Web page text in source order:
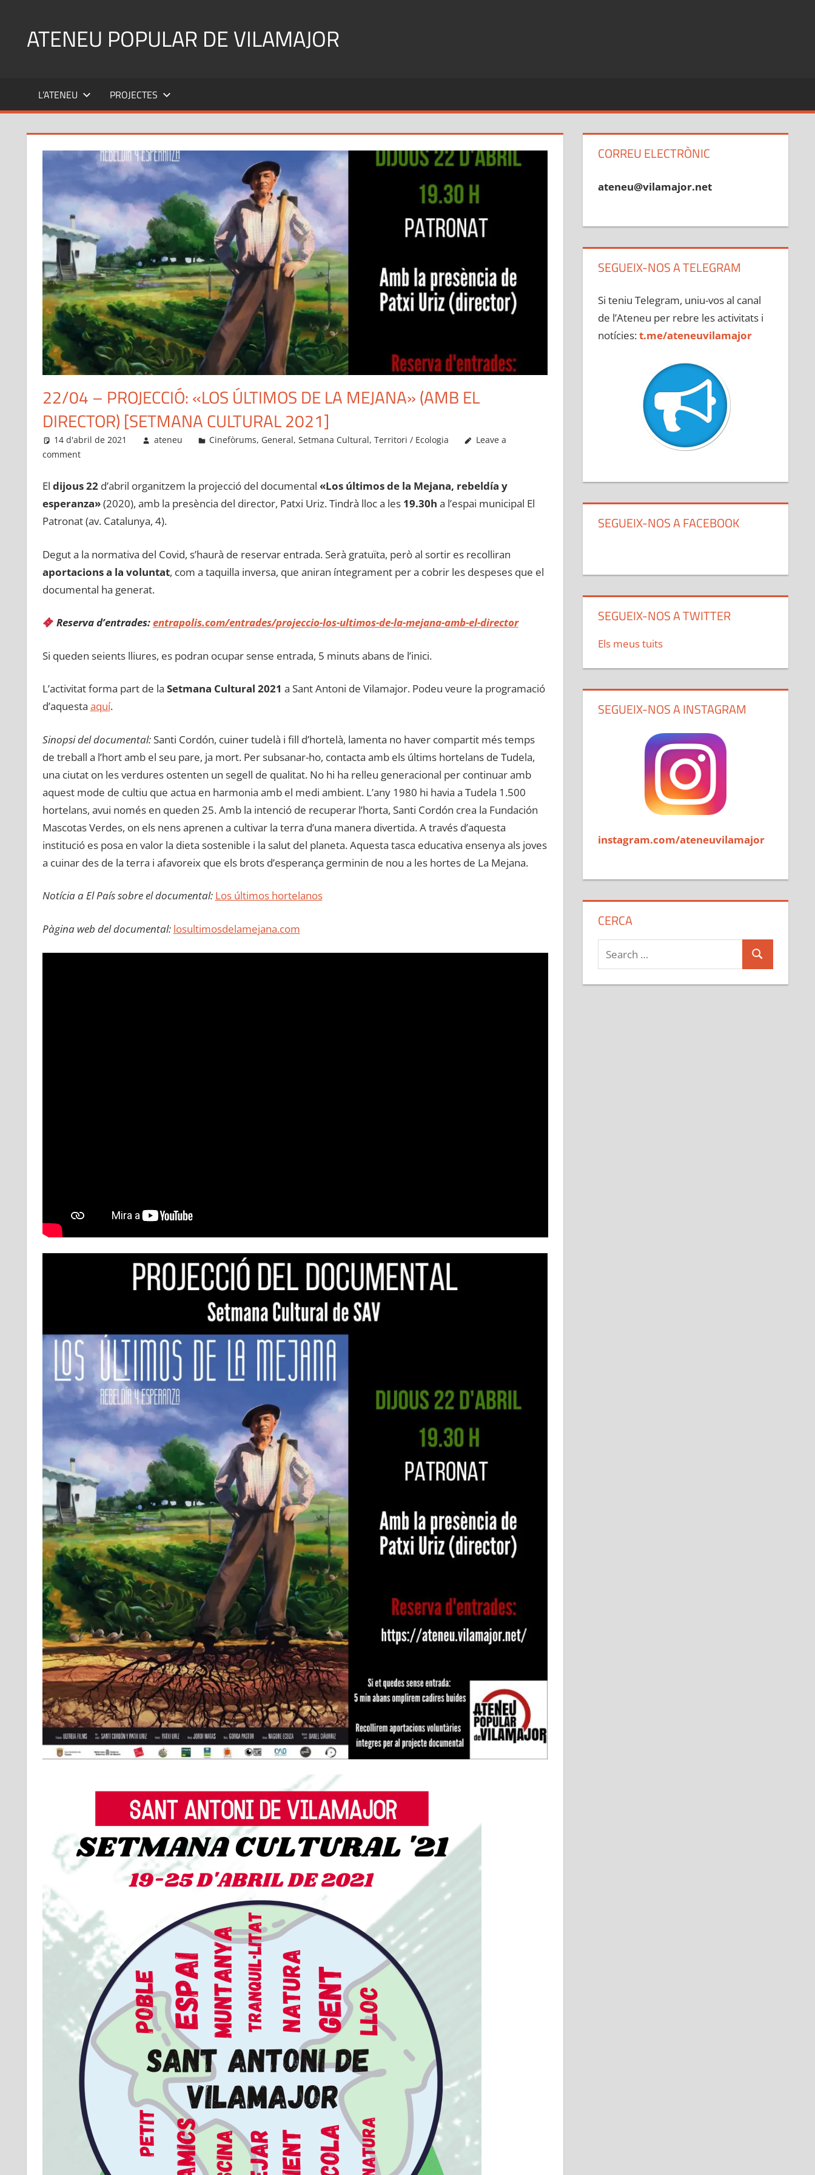
contentATENEU POPULAR DE VILAMAJOR
L’ATENEU PROJECTES
22/04 – PROJECCIÓ: «LOS ÚLTIMOS DE LA MEJANA» (AMB EL
DIRECTOR) [SETMANA CULTURAL 2021]
14 d'abril de 2021 ateneu Cinefòrums, General,Setmana Cultural,Territori / Ecologia
Leave a
comment
El dijous 22d’abril organitzem la projecció del documental «Los últimos de la Mejana, rebeldía y
esperanza»(2020), amb la presència del director, Patxi Uriz. Tindrà lloc a les 19.30h a l’espai municipal El
Patronat (av. Catalunya, 4).
Degut a la normativa del Covid, s’haurà de reservar entrada. Serà gratuïta, però al sortir es recolliran
aportacions a la voluntat, com a taquilla inversa, que aniran íntegrament per a cobrir les despeses que el
documental ha generat.
Reserva d’entrades:entrapolis.com/entrades/projeccio-los-ultimos-de-la-mejana-amb-el-director
Si queden seients lliures, es podran ocupar sense entrada, 5 minuts abans de l’inici.
L’activitat forma part de la Setmana Cultural 2021 a Sant Antoni de Vilamajor. Podeu veure la programació
d’aquesta aquí.
Sinopsi del documental:Santi Cordón, cuiner tudelà i fill d’hortelà, lamenta no haver compartit més temps
de treball a l’hort amb el seu pare, ja mort. Per subsanar-ho, contacta amb els últims hortelans de Tudela,
una ciutat on les verdures ostenten un segell de qualitat. No hi ha relleu generacional per continuar amb
aquest mode de cultiu que actua en harmonia amb el medi ambient. L’any 1980 hi havia a Tudela 1.500
hortelans, avui només en queden 25. Amb la intenció de recuperar l’horta, Santi Cordón crea la Fundación
Mascotas Verdes, on els nens aprenen a cultivar la terra d’una manera divertida. A través d’aquesta
institució es posa en valor la dieta sostenible i la salut del planeta. Aquesta tasca educativa ensenya als joves
a cuinar des de la terra i afavoreix que els brots d’esperança germinin de nou a les hortes de La Mejana.
Notícia a El País sobre el documental: Los últimos hortelanos
Pàgina web del documental: losultimosdelamejana.com
CORREU ELECTRÒNIC
ateneu@vilamajor.net
SEGUEIX-NOS A TELEGRAM
Si teniu Telegram, uniu-vos al canal
de l’Ateneu per rebre les activitats i
notícies:t.me/ateneuvilamajor
SEGUEIX-NOS A FACEBOOK
SEGUEIX-NOS A TWITTER
Els meus tuits
SEGUEIX-NOS A INSTAGRAM
instagram.com/ateneuvilamajor
CERCA
Search
for:
Search